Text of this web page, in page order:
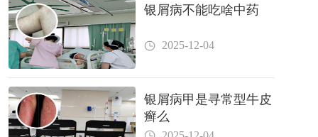
银屑病不能吃啥中药
2025-12-04
银屑病甲是寻常型牛皮
癣么